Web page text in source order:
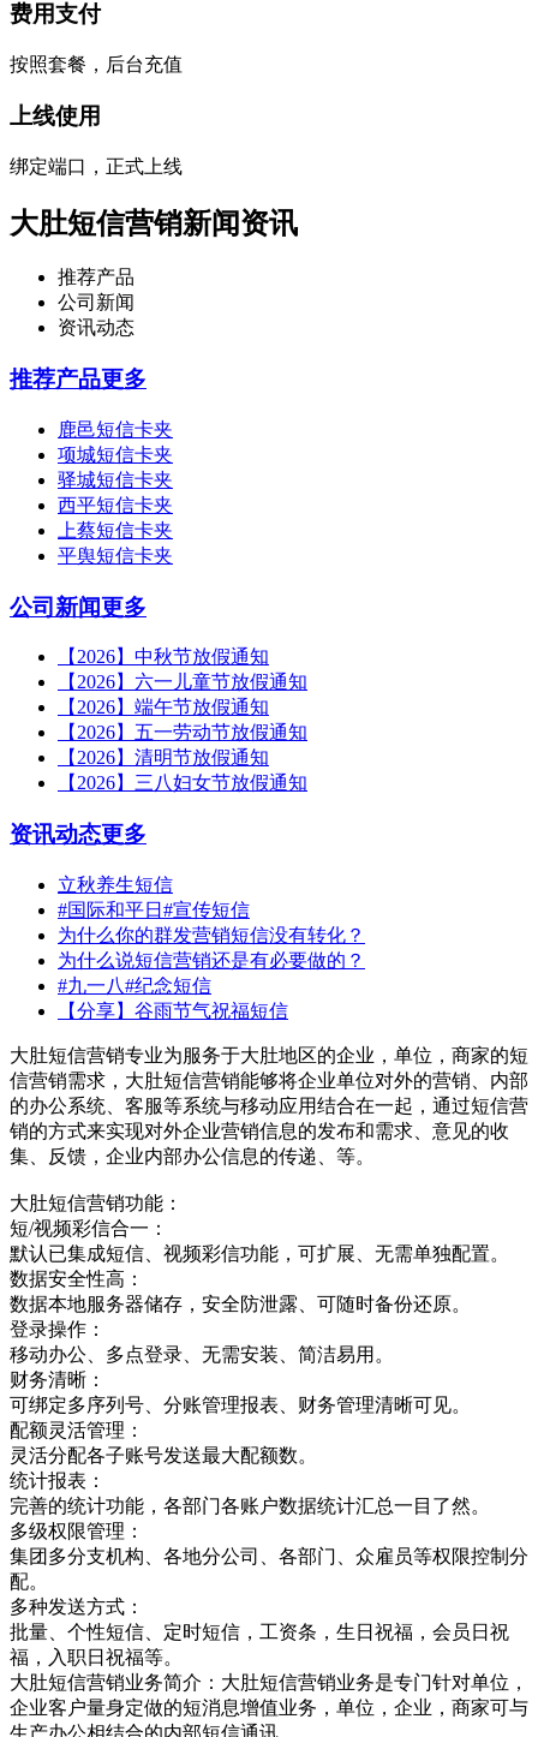
费用支付
按照套餐，后台充值
上线使用
绑定端口，正式上线
大肚短信营销新闻资讯
推荐产品
公司新闻
资讯动态
推荐产品更多
鹿邑短信卡夹
项城短信卡夹
驿城短信卡夹
西平短信卡夹
上蔡短信卡夹
平舆短信卡夹
公司新闻更多
【2026】中秋节放假通知
【2026】六一儿童节放假通知
【2026】端午节放假通知
【2026】五一劳动节放假通知
【2026】清明节放假通知
【2026】三八妇女节放假通知
资讯动态更多
立秋养生短信
#国际和平日#宣传短信
为什么你的群发营销短信没有转化？
为什么说短信营销还是有必要做的？
#九一八#纪念短信
【分享】谷雨节气祝福短信
大肚短信营销专业为服务于大肚地区的企业，单位，商家的短
信营销需求，大肚短信营销能够将企业单位对外的营销、内部
的办公系统、客服等系统与移动应用结合在一起，通过短信营
销的方式来实现对外企业营销信息的发布和需求、意见的收
集、反馈，企业内部办公信息的传递、等。
大肚短信营销功能：
短/视频彩信合一：
默认已集成短信、视频彩信功能，可扩展、无需单独配置。
数据安全性高：
数据本地服务器储存，安全防泄露、可随时备份还原。
登录操作：
移动办公、多点登录、无需安装、简洁易用。
财务清晰：
可绑定多序列号、分账管理报表、财务管理清晰可见。
配额灵活管理：
灵活分配各子账号发送最大配额数。
统计报表：
完善的统计功能，各部门各账户数据统计汇总一目了然。
多级权限管理：
集团多分支机构、各地分公司、各部门、众雇员等权限控制分
配。
多种发送方式：
批量、个性短信、定时短信，工资条，生日祝福，会员日祝
福，入职日祝福等。
大肚短信营销业务简介：大肚短信营销业务是专门针对单位，
企业客户量身定做的短消息增值业务，单位，企业，商家可与
生产办公相结合的内部短信通讯，